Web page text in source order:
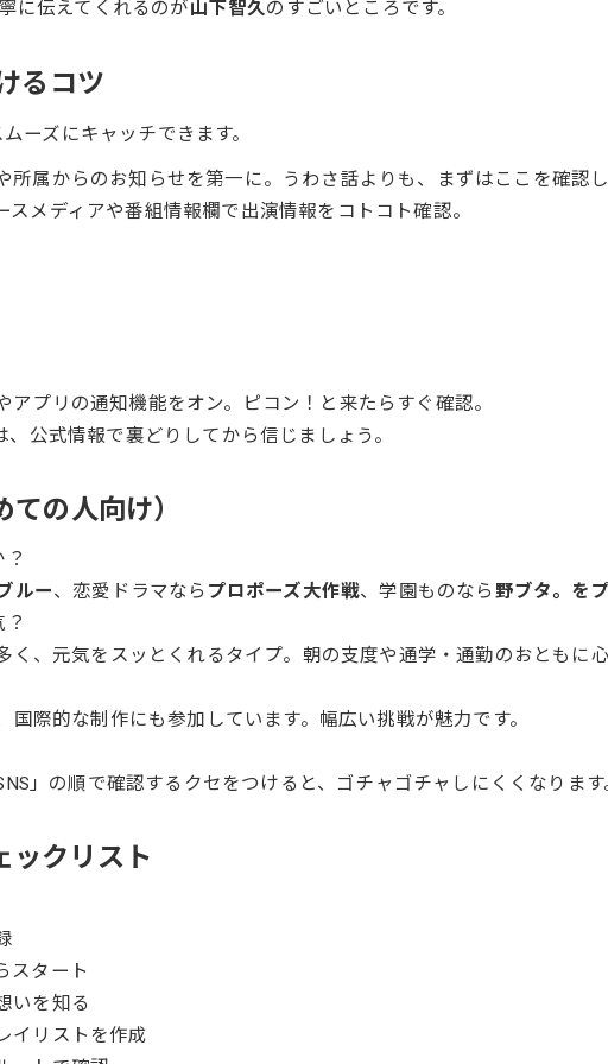
に伝えてくれるのが山下智久のすごいところです。
るコツ
ーズにキャッチできます。
所属からのお知らせを第一に。うわさ話よりも、まずはここを確認
メディアや番組情報欄で出演情報をコトコト確認。
プリの通知機能をオン。ピコン！と来たらすぐ確認。
公式情報で裏どりしてから信じましょう。
の人向け）
ルー、恋愛ドラマなら プロポーズ大作戦、学園ものなら 野ブタ。を
く、元気をスッとくれるタイプ。朝の支度や通学・通勤のおともに
際的な制作にも参加しています。幅広い挑戦が魅力です。
」の順で確認するクセをつけると、ゴチャゴチャしにくくなります
ックリスト
スタート
いを知る
イリストを作成